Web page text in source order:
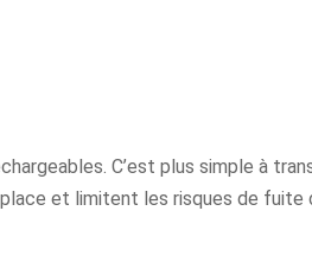
C’est plus simple à
et limitent les risques de fuite